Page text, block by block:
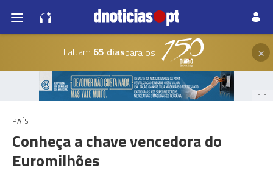
Faltam 65 diaspara os ×
PUB
PAÍS
Conheça a chave vencedora do
Euromilhões